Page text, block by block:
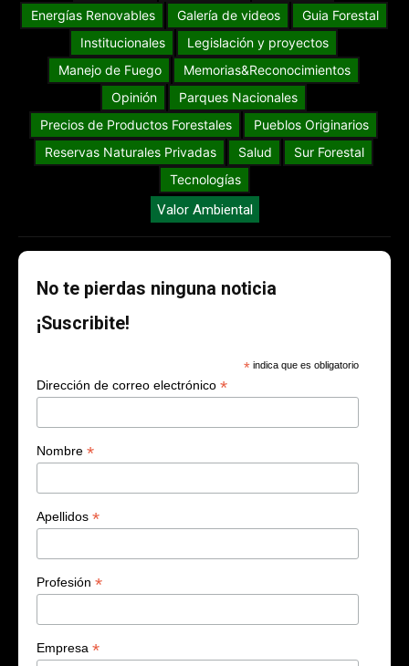
Energías Renovables
Galería de videos
Guia Forestal
Institucionales
Legislación y proyectos
Manejo de Fuego
Memorias&Reconocimientos
Opinión
Parques Nacionales
Precios de Productos Forestales
Pueblos Originarios
Reservas Naturales Privadas
Salud
Sur Forestal
Tecnologías
Valor Ambiental
No te pierdas ninguna noticia
¡Suscribite!
* indica que es obligatorio
Dirección de correo electrónico *
Nombre *
Apellidos *
Profesión *
Empresa *